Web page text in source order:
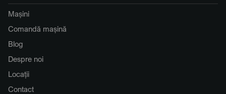
Mașini
Comandă mașină
Blog
Despre noi
Locații
Contact